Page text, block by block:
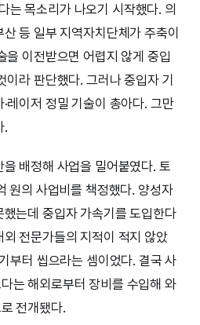
는 목소리가 나오기 시작했다. 의
등 일부 지역자치단체가 주축이
을 이전받으면 어렵지 않게 중입
이라 판단했다. 그러나 중입자 기
레이저 정밀 기술이 총아다. 그만
.
배정해 사업을 밀어붙였다. 토
원의 사업비를 책정했다. 양성자
는데 중입자 가속기를 도입한다
전문가들의 지적이 적지 않았
부터 씹으라는 셈이었다. 결국 사
는 해외로부터 장비를 수입해 와
전개됐다.